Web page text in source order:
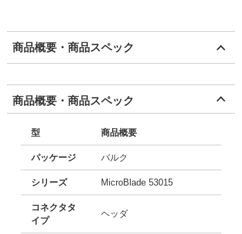
商品概要・商品スペック
商品概要・商品スペック
型 商品概要
パッケージ バルク
シリーズ MicroBlade 53015
コネクタタ
イプ
ヘッダ